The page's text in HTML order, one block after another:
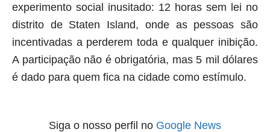
experimento social inusitado: 12 horas sem lei no
distrito de Staten Island, onde as pessoas são
incentivadas a perderem toda e qualquer inibição.
A participação não é obrigatória, mas 5 mil dólares
é dado para quem fica na cidade como estímulo.
Siga o nosso perfil no Google News